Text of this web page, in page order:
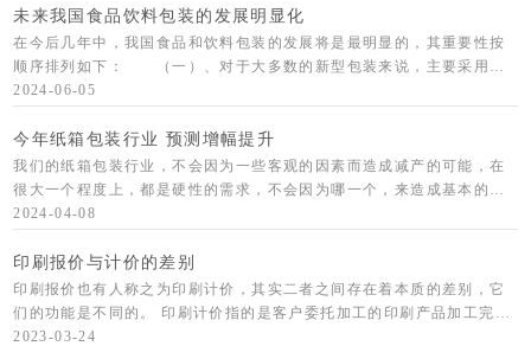
未来我国食品饮料包装的发展明显化
在今后几年中，我国食品和饮料包装的发展将是最明显的，其重要性按
顺序排列如下： （一）、对于大多数的新型包装来说，主要采用基
于石油化工产物的原材料。 （二）、无菌包装的进一步发展将减少
2024-06-05
今年纸箱包装行业 预测增幅提升
我们的纸箱包装行业，不会因为一些客观的因素而造成减产的可能，在
很大一个程度上，都是硬性的需求，不会因为哪一个，来造成基本的需
求方面的影响，由于生产加工过程中，纸箱包装必须要有纸箱包装，
2024-04-08
印刷报价与计价的差别
印刷报价也有人称之为印刷计价，其实二者之间存在着本质的差别，它
们的功能是不同的。 印刷计价指的是客户委托加工的印刷产品加工完成
后，承印单位按双方已签订的明细计价标准向客户提供的结算清单。 印
2023-03-24